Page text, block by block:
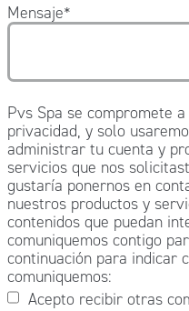
Mensaje*
Pvs Spa se compromete
privacidad, y solo
administrar tu cuenta y
servicios que nos
gustaría ponernos en
nuestros productos y
contenidos que puedan
comuniquemos contigo
continuación para indicar
comuniquemos:
Acepto recibir otras